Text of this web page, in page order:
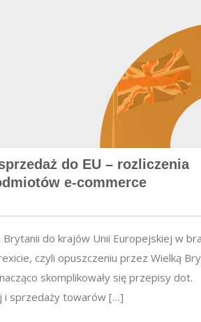
do EU – rozliczenia
e-commerce
Brytanii do krajów Unii Europejskiej w
czyli opuszczeniu przez Wielką
skomplikowały się przepisy dot.
i sprzedaży towarów […]